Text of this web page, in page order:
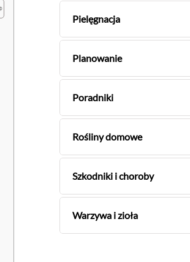
Pielęgnacja
Planowanie
Poradniki
Rośliny domowe
Szkodniki i choroby
Warzywa i zioła